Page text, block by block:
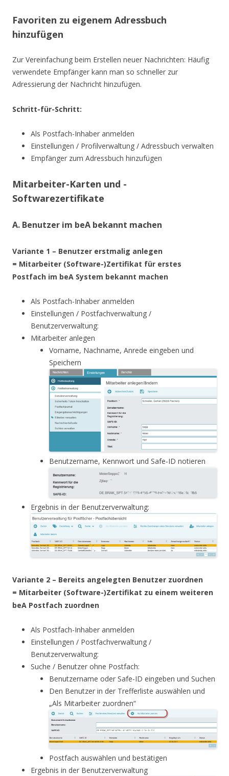
Favoriten zu eigenem Adressbuch
hinzufügen
Zur Vereinfachung beim Erstellen neuer Nachrichten: Häufig
verwendete Empfänger kann man so schneller zur
Adressierung der Nachricht hinzufügen.
Schritt-für-Schritt:
Als Postfach-Inhaber anmelden
Einstellungen / Profilverwaltung / Adressbuch verwalten
Empfänger zum Adressbuch hinzufügen
Mitarbeiter-Karten und -
Softwarezertifikate
A. Benutzer im beA bekannt machen
Variante 1 – Benutzer erstmalig anlegen
= Mitarbeiter (Software-)Zertifikat für erstes
Postfach im beA System bekannt machen
Als Postfach-Inhaber anmelden
Einstellungen / Postfachverwaltung /
Benutzerverwaltung:
Mitarbeiter anlegen
Vorname, Nachname, Anrede eingeben und
Speichern
Benutzername, Kennwort und Safe-ID notieren
Ergebnis in der Benutzerverwaltung:
Variante 2 – Bereits angelegten Benutzer zuordnen
= Mitarbeiter (Software-)Zertifikat zu einem weiteren
beA Postfach zuordnen
Als Postfach-Inhaber anmelden
Einstellungen / Postfachverwaltung /
Benutzerverwaltung:
Suche / Benutzer ohne Postfach:
Benutzername oder Safe-ID eingeben und Suchen
Den Benutzer in der Trefferliste auswählen und
„Als Mitarbeiter zuordnen“
Postfach auswählen und bestätigen
Ergebnis in der Benutzerverwaltung